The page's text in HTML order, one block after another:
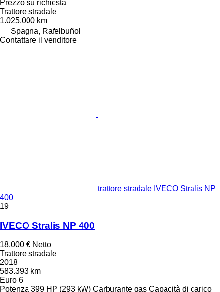
Prezzo su richiesta
Trattore stradale
1.025.000 km
Spagna, Rafelbuñol
Contattare il venditore
trattore stradale IVECO Stralis NP
400
19
IVECO Stralis NP 400
18.000 € Netto
Trattore stradale
2018
583.393 km
Euro 6
Potenza 399 HP (293 kW) Carburante gas Capacità di carico